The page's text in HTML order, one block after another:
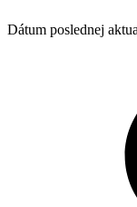
Dátum poslednej